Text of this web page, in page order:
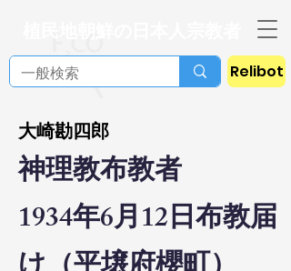
Relibot
大崎勘四郎
神理教布教者
1934年6月12日布教届